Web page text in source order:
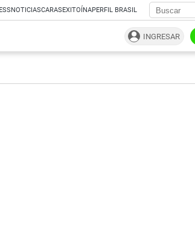
NOTICIASCARASEXITOÍNAPERFIL BRASIL
INGRESAR